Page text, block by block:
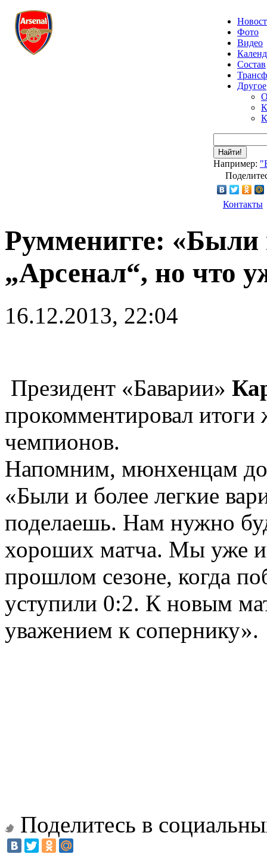
Фото
Видео
Состав
Другое
Найти!
Например:
Контакты
Румменигге: «Были
„Арсенал“, но что
16.12.2013, 22:04
Президент «Баварии»
прокомментировал
чемпионов.
Напомним, мюнхенцам
«Были и более легкие
поделаешь. Нам нужно
хороших матча. Мы уже
прошлом сезоне, когда
уступили 0:2. К новым
уважением к сопернику».
Поделитесь в